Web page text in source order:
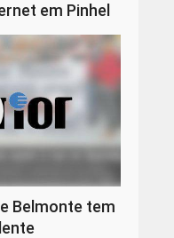
em Pinhel
Belmonte tem